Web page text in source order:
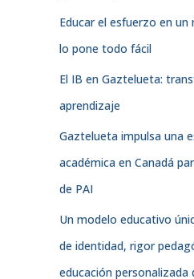
Educar el esfuerzo en un
lo pone todo fácil
El IB en Gaztelueta:
aprendizaje
Gaztelueta impulsa una
académica en Canadá
de PAI
Un modelo educativo
de identidad, rigor
educación personalizada